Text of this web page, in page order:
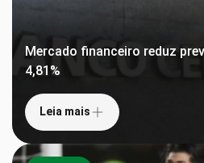
Mercado financeiro reduz
4,81%
Leia mais